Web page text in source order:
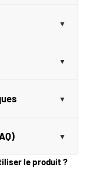
le produit ?